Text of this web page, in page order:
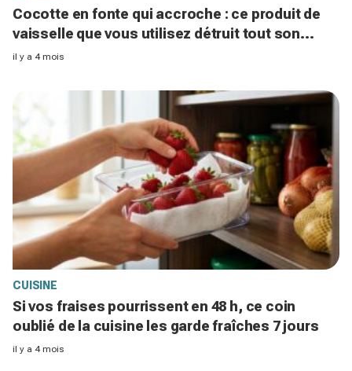
Cocotte en fonte qui accroche : ce produit de
vaisselle que vous utilisez détruit tout son
pouvoir antiadhésif
il y a 4 mois
CUISINE
Si vos fraises pourrissent en 48 h, ce coin
oublié de la cuisine les garde fraîches 7 jours
il y a 4 mois